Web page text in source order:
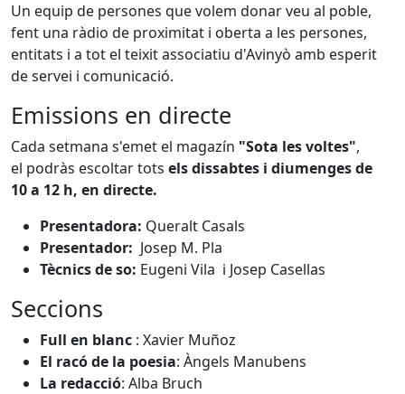
Un equip de persones que volem donar veu al poble,
fent una ràdio de proximitat i oberta a les persones,
entitats i a tot el teixit associatiu d'Avinyò amb esperit
de servei i comunicació.
Emissions en directe
Cada setmana s'emet el magazín "Sota les voltes",
el podràs escoltar tots els dissabtes i diumenges de
10 a 12 h, en directe.
Presentadora: Queralt Casals
Presentador: Josep M. Pla
Tècnics de so: Eugeni Vila i Josep Casellas
Seccions
Full en blanc : Xavier Muñoz
El racó de la poesia: Àngels Manubens
La redacció: Alba Bruch